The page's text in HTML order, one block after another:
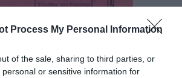
Process My Personal Information
of the sale, sharing to third parties, or
or sensitive information for